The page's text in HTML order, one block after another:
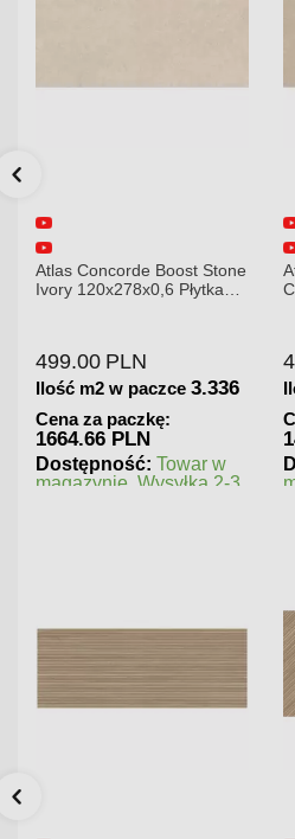
Atlas Concorde Boost Stone
Cream 120x278x0,6 Płytka
439.00 PLN
Ilość m2 w paczce 3.336
Cena za paczkę:
1464.5 PLN
Dostępność: Towar w
magazynie. Wysyłka 2-3